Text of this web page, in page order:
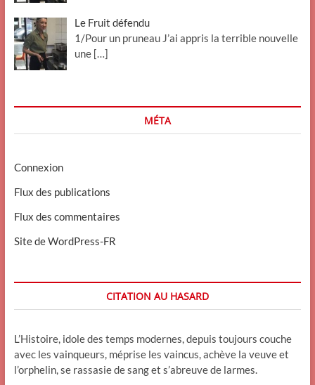
Le Fruit défendu
1/Pour un pruneau J’ai appris la terrible nouvelle
une […]
MÉTA
Connexion
Flux des publications
Flux des commentaires
Site de WordPress-FR
CITATION AU HASARD
L’Histoire, idole des temps modernes, depuis toujours couche
avec les vainqueurs, méprise les vaincus, achève la veuve et
l’orphelin, se rassasie de sang et s’abreuve de larmes.